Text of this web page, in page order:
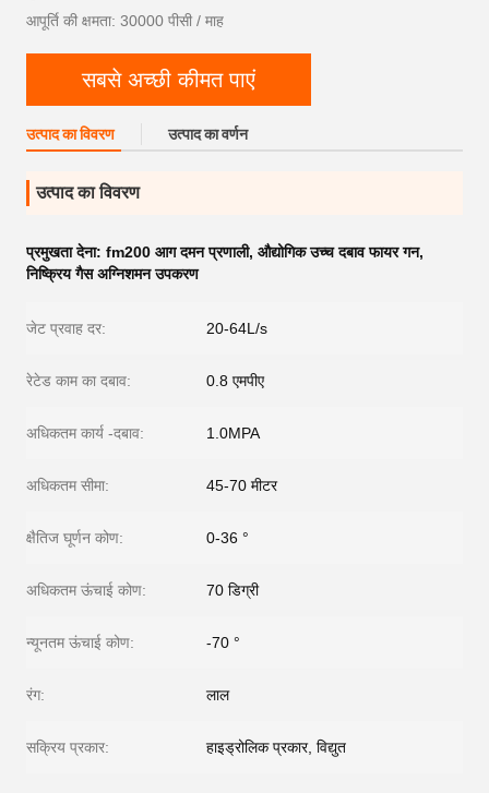
आपूर्ति की क्षमता: 30000 पीसी / माह
सबसे अच्छी कीमत पाएं
उत्पाद का विवरण उत्पाद का वर्णन
उत्पाद का विवरण
प्रमुखता देना: fm200 आग दमन प्रणाली, औद्योगिक उच्च दबाव फायर गन,
निष्क्रिय गैस अग्निशमन उपकरण
जेट प्रवाह दर: 20-64L/s
रेटेड काम का दबाव: 0.8 एमपीए
अधिकतम कार्य -दबाव: 1.0MPA
अधिकतम सीमा: 45-70 मीटर
क्षैतिज घूर्णन कोण: 0-36 °
अधिकतम ऊंचाई कोण: 70 डिग्री
न्यूनतम ऊंचाई कोण: -70 °
रंग: लाल
सक्रिय प्रकार: हाइड्रोलिक प्रकार, विद्युत